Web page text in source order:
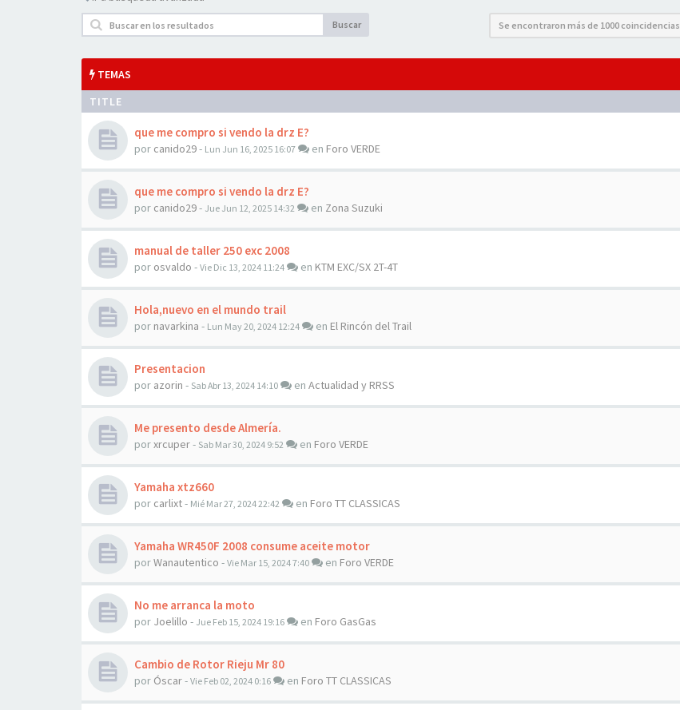
Buscar Se encontraron más de 1000 coincidencias
TEMAS
TITLE
que me compro si vendo la drz E?
por canido29- Lun Jun 16, 2025 16:07 en Foro VERDE
que me compro si vendo la drz E?
por canido29- Jue Jun 12, 2025 14:32 en Zona Suzuki
manual de taller 250 exc 2008
por osvaldo - Vie Dic 13, 2024 11:24 en KTM EXC/SX 2T-4T
Hola,nuevo en el mundo trail
por navarkina - Lun May 20, 2024 12:24 en El Rincón del Trail
Presentacion
por azorin - Sab Abr 13, 2024 14:10 en Actualidad y RRSS
Me presento desde Almería.
porxrcuper- Sab Mar 30, 2024 9:52 en Foro VERDE
Yamaha xtz660
por carlixt- Mié Mar 27, 2024 22:42 en Foro TT CLASSICAS
Yamaha WR450F 2008 consume aceite motor
porWanautentico - Vie Mar 15, 2024 7:40 en Foro VERDE
No me arranca la moto
por Joelillo - Jue Feb 15, 2024 19:16 en Foro GasGas
Cambio de Rotor Rieju Mr 80
por Óscar- Vie Feb 02, 2024 0:16 en Foro TT CLASSICAS